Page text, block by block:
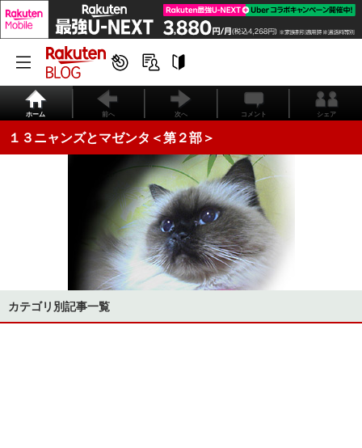
ホーム 前へ 次へ コメント シェア
１３ニャンズとマゼンタ＜第２部＞
カテゴリ別記事一覧